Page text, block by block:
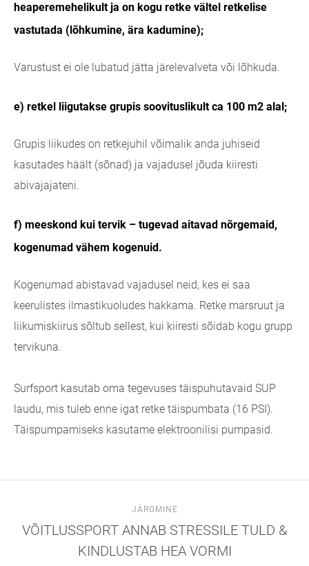
heaperemehelikult ja on kogu retke vältel retkelise
vastutada (lõhkumine, ära kadumine);
Varustust ei ole lubatud jätta järelevalveta või lõhkuda.
e) retkel liigutakse grupis soovituslikult ca 100 m2 alal;
Grupis liikudes on retkejuhil võimalik anda juhiseid
kasutades häält (sõnad) ja vajadusel jõuda kiiresti
abivajajateni.
f) meeskond kui tervik – tugevad aitavad nõrgemaid,
kogenumad vähem kogenuid.
Kogenumad abistavad vajadusel neid, kes ei saa
keerulistes ilmastikuoludes hakkama. Retke marsruut ja
liikumiskiirus sõltub sellest, kui kiiresti sõidab kogu grupp
tervikuna.
Surfsport kasutab oma tegevuses täispuhutavaid SUP
laudu, mis tuleb enne igat retke täispumbata (16 PSI).
Täispumpamiseks kasutame elektroonilisi pumpasid.
JÄRGMINE
VÕITLUSSPORT ANNAB STRESSILE TULD &
KINDLUSTAB HEA VORMI